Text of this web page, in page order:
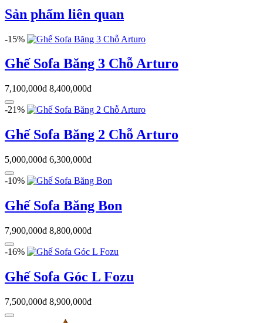
Sản phẩm liên quan
-15%
Ghế Sofa Băng 3 Chỗ Arturo
7,100,000đ 8,400,000đ
-21%
Ghế Sofa Băng 2 Chỗ Arturo
5,000,000đ 6,300,000đ
-10%
Ghế Sofa Băng Bon
7,900,000đ 8,800,000đ
-16%
Ghế Sofa Góc L Fozu
7,500,000đ 8,900,000đ